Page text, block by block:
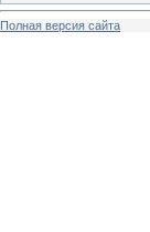
Полная версия сайта